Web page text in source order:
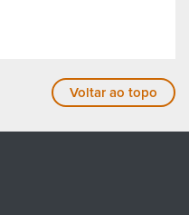
Voltar ao topo